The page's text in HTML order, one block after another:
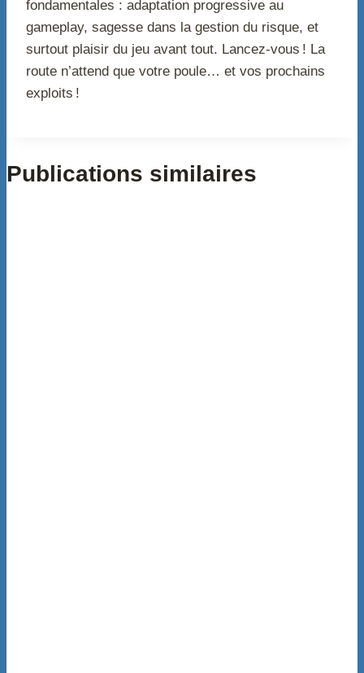
fondamentales : adaptation progressive au
gameplay, sagesse dans la gestion du risque, et
surtout plaisir du jeu avant tout. Lancez-vous ! La
route n’attend que votre poule… et vos prochains
exploits !
Publications similaires